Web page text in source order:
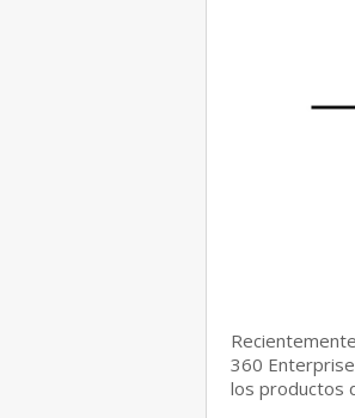
360
los productos